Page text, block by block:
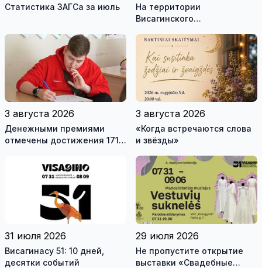
Статистика ЗАГСа за июль
На территории
Висагинского
международные
антитеррористические
учения «Baltic Shadow»
3 августа 2026
Денежными премиями
отмечены достижения 171
трех педагогов
3 августа 2026
«Когда встречаются слова
и звёзды»
31 июля 2026
Висагинасу 51: 10 дней,
десятки событий
29 июля 2026
Не пропустите открытие
выставки «Свадебные